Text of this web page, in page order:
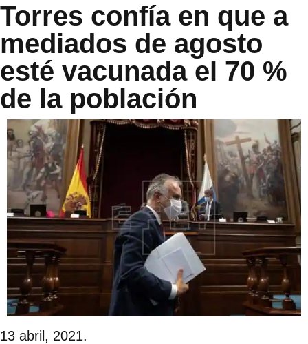
Torres confía en que a
mediados de agosto
esté vacunada el 70 %
de la población
13 abril, 2021.